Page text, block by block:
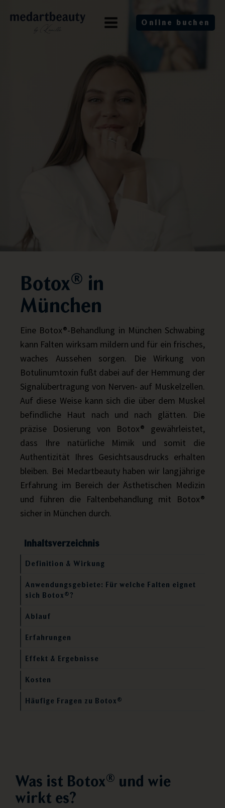
Online buchen
Botox® in
München
Eine Botox®-Behandlung in München Schwabing
kann Falten wirksam mildern und für ein frisches,
waches Aussehen sorgen. Die Wirkung von
Botulinumtoxin fußt dabei auf der Hemmung der
Signalübertragung von Nerven- auf Muskelzellen.
Auf diese Weise kann sich die über dem Muskel
befindliche Haut nach und nach glätten. Die
präzise Dosierung von Botox® gewährleistet,
dass Ihre natürliche Mimik und somit die
Authentizität Ihres Gesichtsausdrucks erhalten
bleiben. Bei Medartbeauty haben wir langjährige
Erfahrung im Bereich der Ästhetischen Medizin
und führen die Faltenbehandlung mit Botox®
sicher in München durch.
Inhaltsverzeichnis
Definition & Wirkung
Anwendungsgebiete: Für welche Falten eignet
sich Botox®?
Ablauf
Erfahrungen
Effekt & Ergebnisse
Kosten
Häufige Fragen zu Botox®
Was ist Botox® und wie
wirkt es?